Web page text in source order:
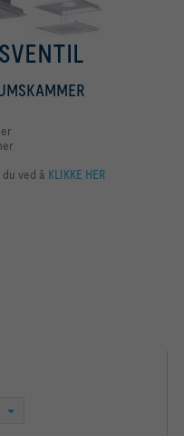
ved å KLIKKE HER